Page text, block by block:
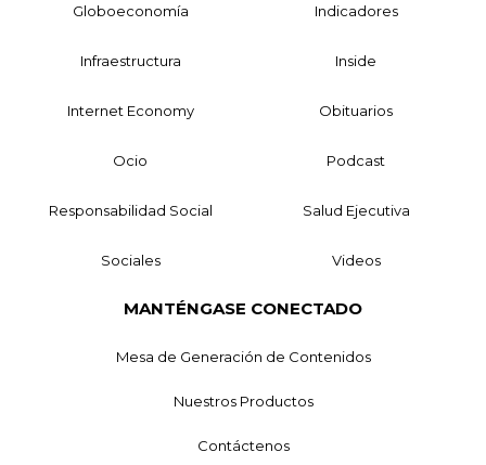
Globoeconomía Indicadores
Infraestructura Inside
Internet Economy Obituarios
Ocio Podcast
Responsabilidad Social Salud Ejecutiva
Sociales Videos
MANTÉNGASE CONECTADO
Mesa de Generación de Contenidos
Nuestros Productos
Contáctenos